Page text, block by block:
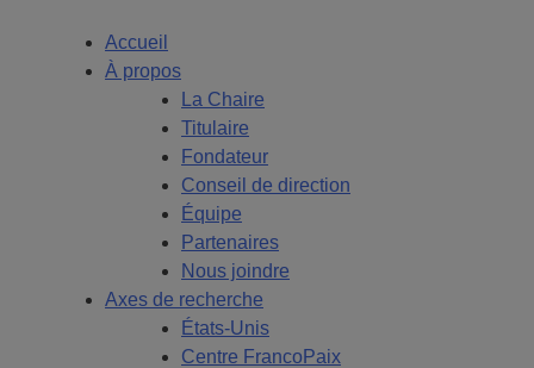
Accueil
À propos
La Chaire
Titulaire
Fondateur
Conseil de direction
Équipe
Partenaires
Nous joindre
Axes de recherche
États-Unis
Centre FrancoPaix